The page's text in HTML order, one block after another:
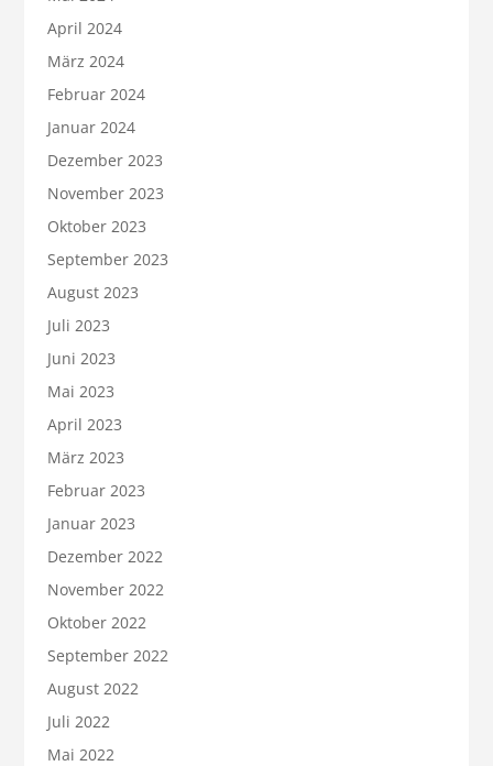
April 2024
März 2024
Februar 2024
Januar 2024
Dezember 2023
November 2023
Oktober 2023
September 2023
August 2023
Juli 2023
Juni 2023
Mai 2023
April 2023
März 2023
Februar 2023
Januar 2023
Dezember 2022
November 2022
Oktober 2022
September 2022
August 2022
Juli 2022
Mai 2022